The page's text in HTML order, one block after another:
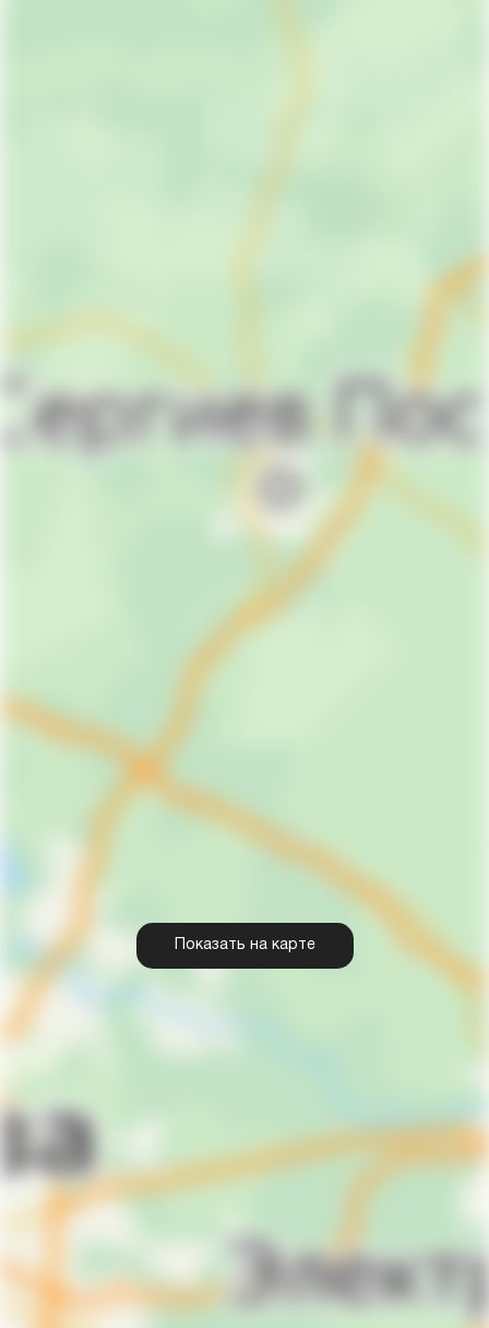
Показать на карте